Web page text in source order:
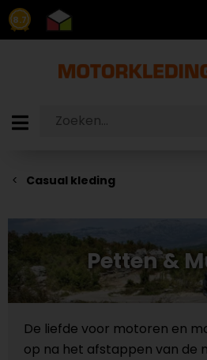
8.7
Casual kleding
Petten &
De liefde voor motoren en
op na het afstappen van de